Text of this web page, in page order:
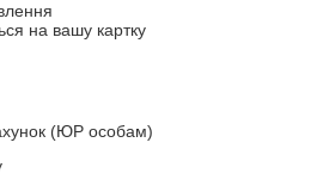
на вашу картку
(ЮР особам)